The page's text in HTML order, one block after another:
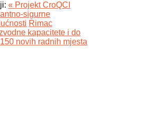
« Projekt CroQCI
sigurne
Rimac
kapacitete i do
novih radnih mjesta